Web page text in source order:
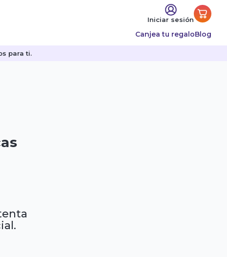
Iniciar sesión
Canjea tu regaloBlog
para ti.